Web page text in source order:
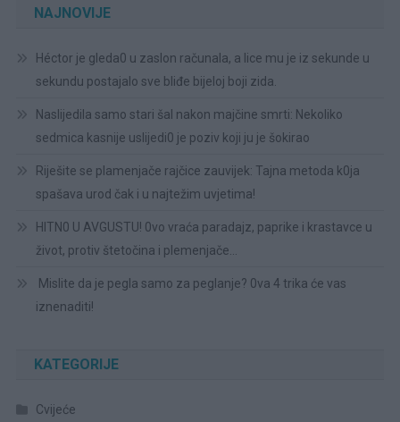
NAJNOVIJE
Héctor je gleda0 u zaslon računala, a lice mu je iz sekunde u
sekundu postajalo sve bliđe bijeloj boji zida.
Naslijedila samo stari šal nakon majčine smrti: Nekoliko
sedmica kasnije uslijedi0 je poziv koji ju je šokirao
Riješite se plamenjače rajčice zauvijek: Tajna metoda k0ja
spašava urod čak i u najtežim uvjetima!
HITN0 U AVGUSTU! 0vo vraća paradajz, paprike i krastavce u
život, protiv štetočina i plemenjače…
Mislite da je pegla samo za peglanje? 0va 4 trika će vas
iznenaditi!
KATEGORIJE
Cvijeće